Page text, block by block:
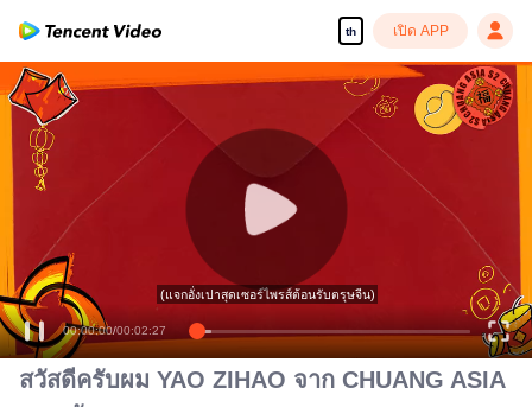
th เปิด APP
00:00:00/00:02:27
สวัสดีครับผม YAO ZIHAO จาก CHUANG ASIA